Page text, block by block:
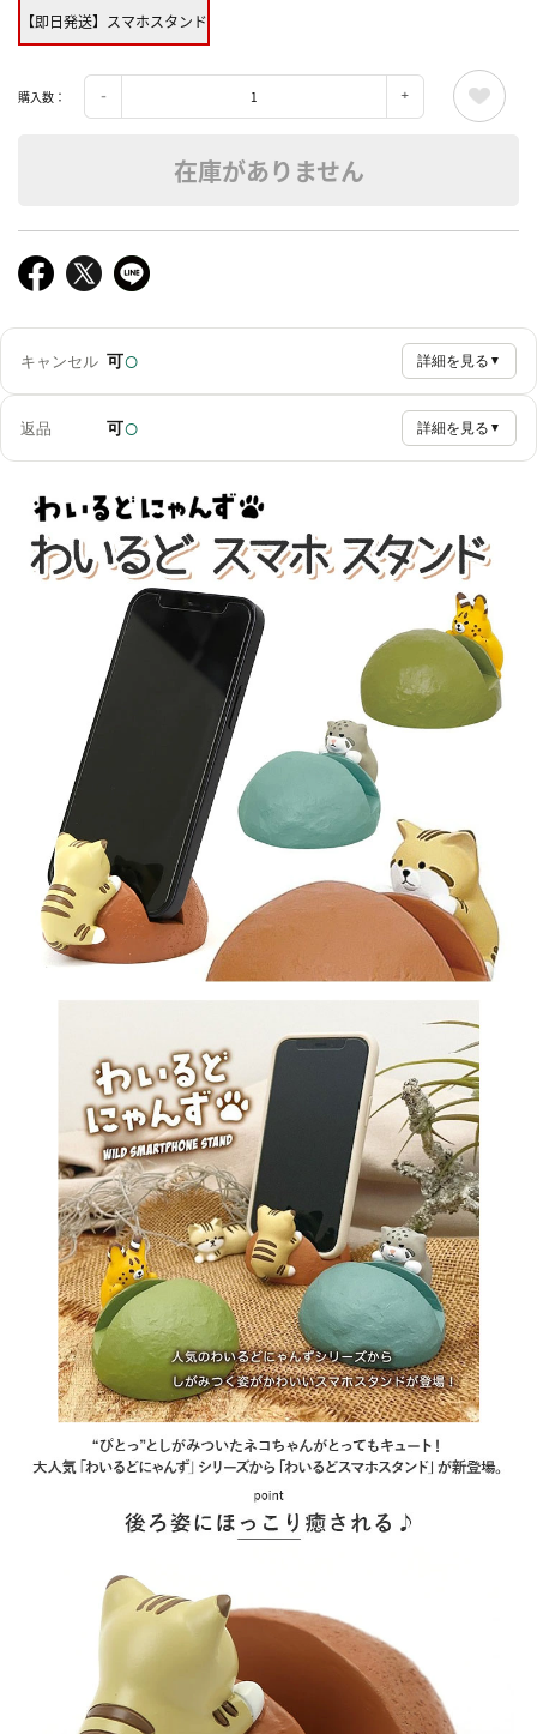
【即日発送】スマホスタンド
購入数：
在庫がありません
キャンセル 可○ 詳細を見る ▼
返品 可○ 詳細を見る ▼